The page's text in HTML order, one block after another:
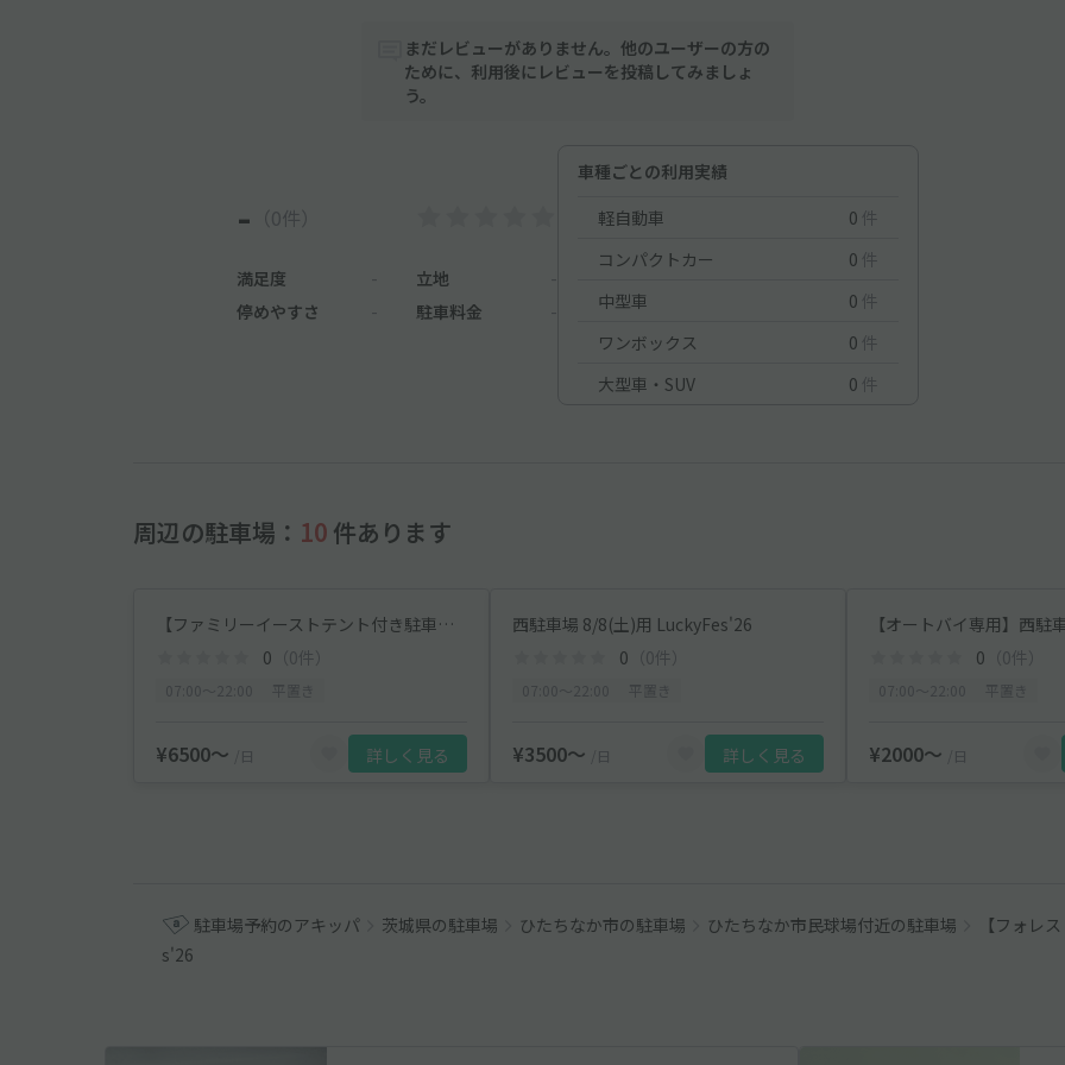
まだレビューがありません。他のユーザーの方の
ために、利用後にレビューを投稿してみましょ
う。
- （0件）
満足度 立地
停めやすさ
駐車料金
車種ごとの利用実績
軽自動車
0 件
コンパクトカー
0 件
中型車
0 件
ワンボックス
0 件
大型車・SUV
0 件
周辺の駐車場： 10 件あります
【ファミリーイーストテント付き駐車券】西駐車場 8/10(月)用 LuckyFes'26
0 （0件）
¥6500〜 /日 詳しく見る
西駐車場 8/8(土)用 LuckyFes'26
0 （0件）
¥3500〜 /日 詳しく見る
0 （0件）
¥2000〜 /日
駐車場予約のアキッパ 茨城県の駐車場 ひたちなか市の駐車場 ひたちなか市民球場付近の駐車場
【フォレ
s'26